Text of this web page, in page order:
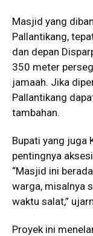
Masjid yang
Pallantikang,
dan depan
350 meter
jamaah. Jika
Pallantikang
tambahan.
Bupati yang juga
pentingnya
“Masjid ini
warga, misalnya
waktu salat,”
Proyek ini